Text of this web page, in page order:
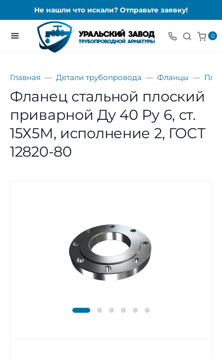
Не нашли что искали? Отправьте заявку!
0
Главная Детали трубопровода Фланцы
Фланец стальной плоский
приварной Ду 40 Ру 6, ст.
15Х5М, исполнение 2, ГОСТ
12820-80